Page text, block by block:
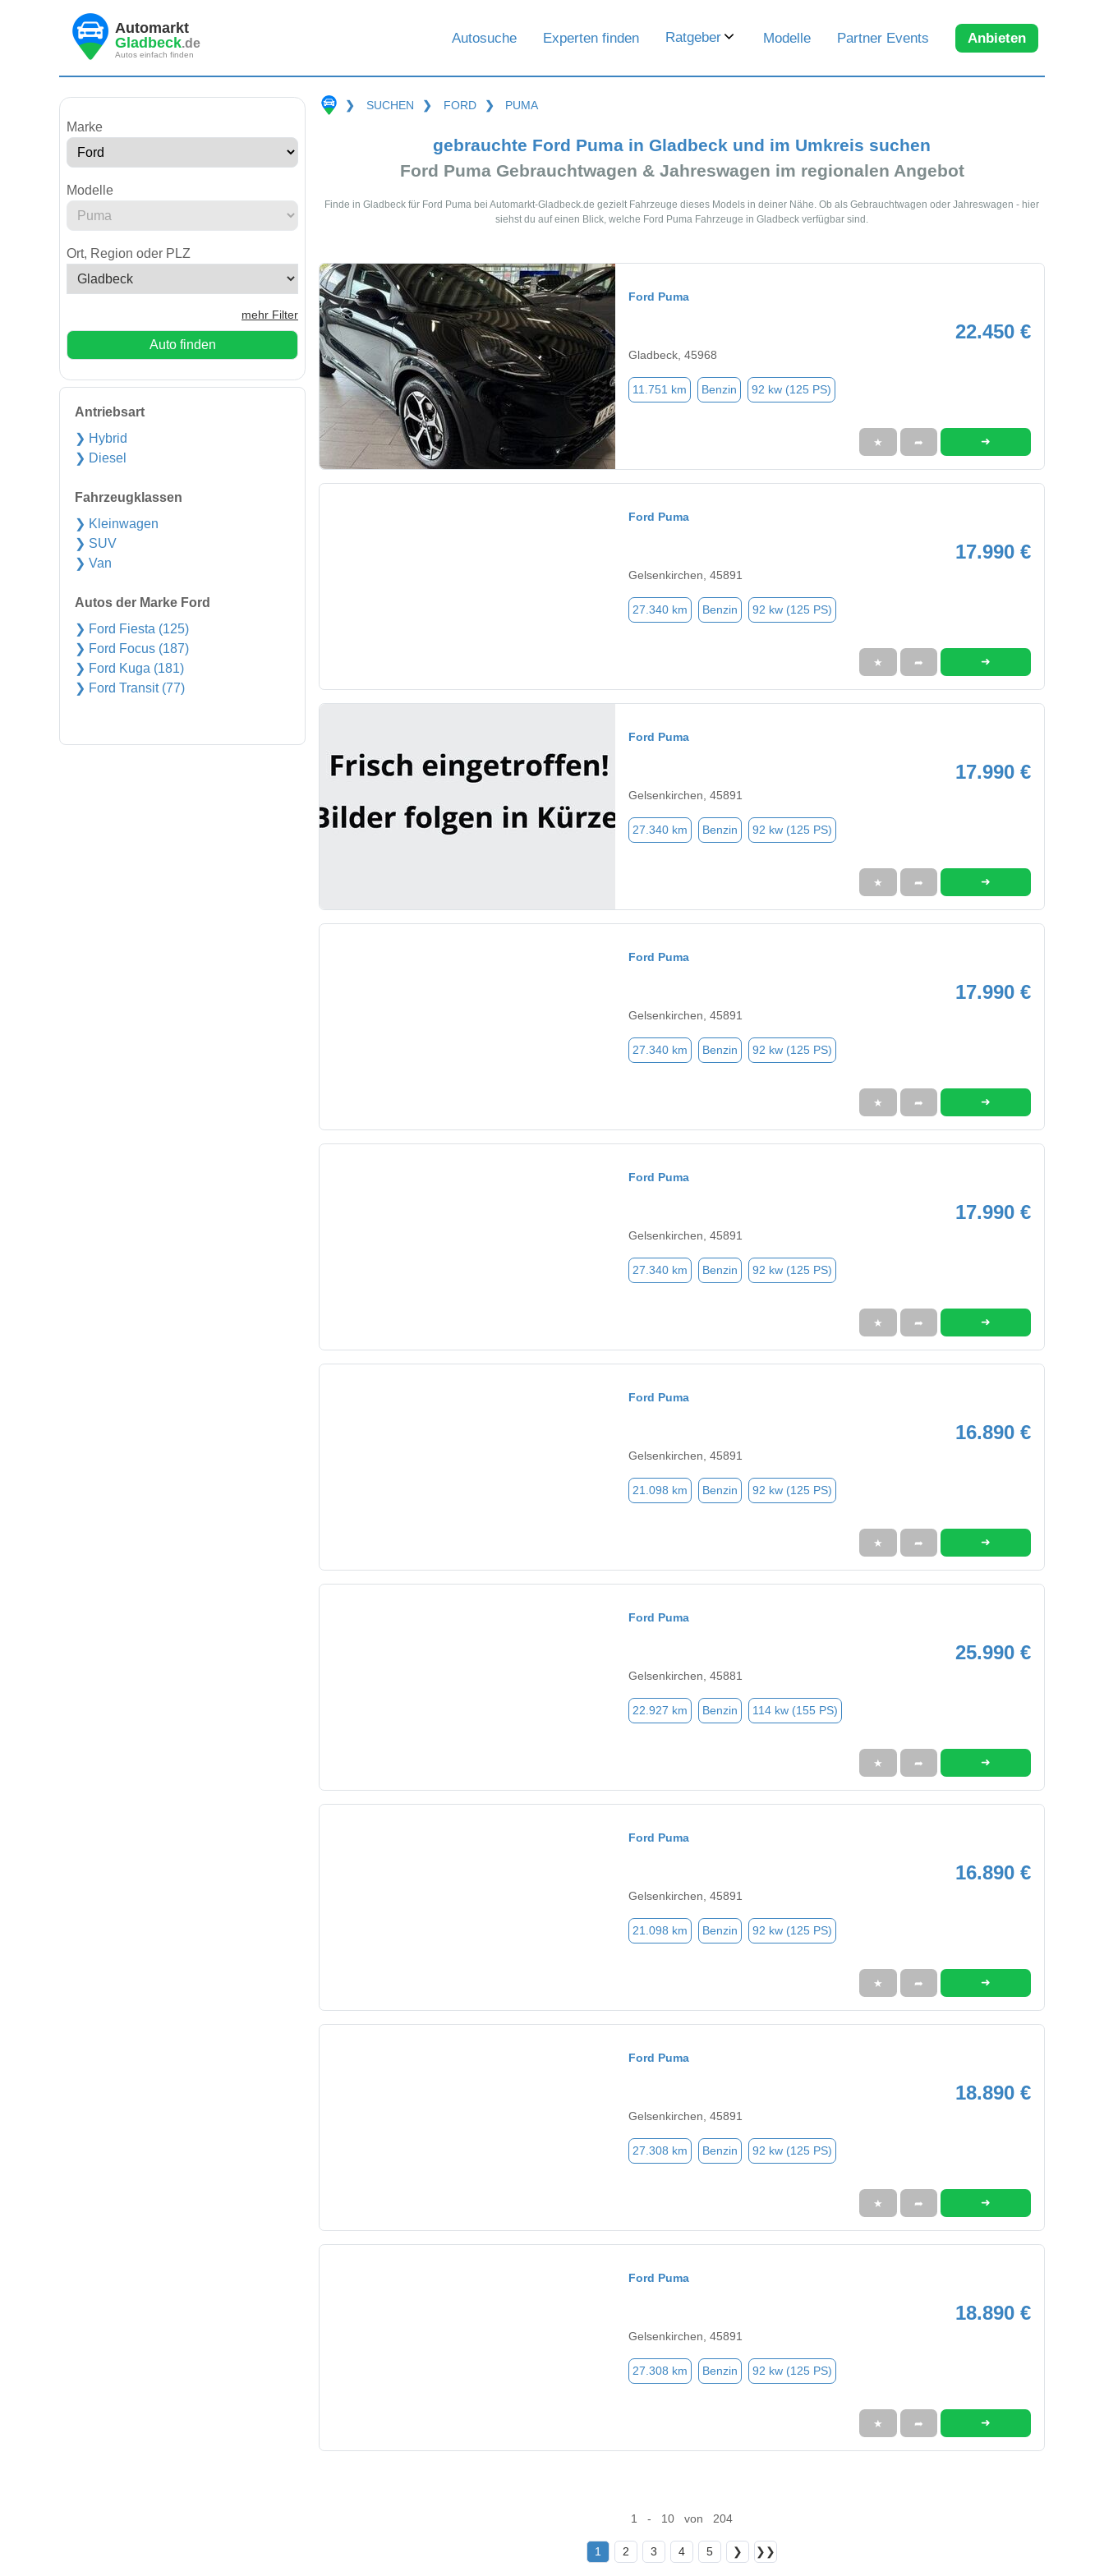
Automarkt
Gladbeck.de
Autos einfach finden
Autosuche Experten finden Ratgeber Modelle Partner Events Anbieten
Marke
Modelle
Ort, Region oder PLZ
mehr Filter
Auto finden
Antriebsart
❯ Hybrid
❯ Diesel
Fahrzeugklassen
❯ Kleinwagen
❯ SUV
❯ Van
Autos der Marke Ford
❯ Ford Fiesta (125)
❯ Ford Focus (187)
❯ Ford Kuga (181)
❯ Ford Transit (77)
❯ SUCHEN ❯ FORD ❯ PUMA
gebrauchte Ford Puma in Gladbeck und im Umkreis suchen
Ford Puma Gebrauchtwagen & Jahreswagen im regionalen Angebot
Finde in Gladbeck für Ford Puma bei Automarkt-Gladbeck.de gezielt Fahrzeuge dieses Models in deiner Nähe. Ob als Gebrauchtwagen oder Jahreswagen - hier
siehst du auf einen Blick, welche Ford Puma Fahrzeuge in Gladbeck verfügbar sind.
Ford Puma
22.450 €
Gladbeck, 45968
11.751 km Benzin 92 kw (125 PS)
★ ➦ ➜
Ford Puma
17.990 €
Gelsenkirchen, 45891
27.340 km Benzin 92 kw (125 PS)
★ ➦ ➜
Ford Puma
17.990 €
Gelsenkirchen, 45891
27.340 km Benzin 92 kw (125 PS)
★ ➦ ➜
Ford Puma
17.990 €
Gelsenkirchen, 45891
27.340 km Benzin 92 kw (125 PS)
★ ➦ ➜
Ford Puma
17.990 €
Gelsenkirchen, 45891
27.340 km Benzin 92 kw (125 PS)
★ ➦ ➜
Ford Puma
16.890 €
Gelsenkirchen, 45891
21.098 km Benzin 92 kw (125 PS)
★ ➦ ➜
Ford Puma
25.990 €
Gelsenkirchen, 45881
22.927 km Benzin 114 kw (155 PS)
★ ➦ ➜
Ford Puma
16.890 €
Gelsenkirchen, 45891
21.098 km Benzin 92 kw (125 PS)
★ ➦ ➜
Ford Puma
18.890 €
Gelsenkirchen, 45891
27.308 km Benzin 92 kw (125 PS)
★ ➦ ➜
Ford Puma
18.890 €
Gelsenkirchen, 45891
27.308 km Benzin 92 kw (125 PS)
★ ➦ ➜
1 - 10 von 204
1 2 3 4 5 ❯ ❯❯